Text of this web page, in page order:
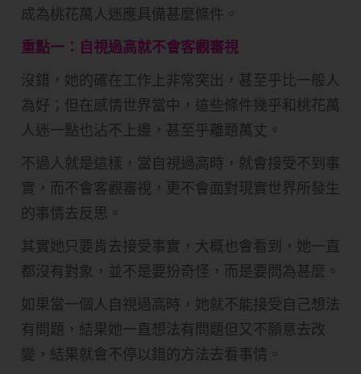
成為桃花萬人迷應具備甚麼條件。
重點一：自視過高就不會客觀審視
沒錯，她的確在工作上非常突出，甚至乎比一般人
為好；但在感情世界當中，這些條件幾乎和桃花萬
人迷一點也沾不上邊，甚至乎離題萬丈。
不過人就是這樣，當自視過高時，就會接受不到事
實，而不會客觀審視，更不會面對現實世界所發生
的事情去反思。
其實她只要肯去接受事實，大概也會看到，她一直
都沒有對象，並不是要扮奇怪，而是要問為甚麼。
如果當一個人自視過高時，她就不能接受自己想法
有問題，結果她一直想法有問題但又不願意去改
變，結果就會不停以錯的方法去看事情。